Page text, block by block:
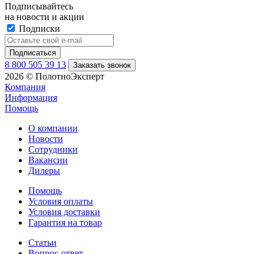
Подписывайтесь
на новости и акции
Подписки
8 800 505 39 13 Заказать звонок
2026 © ПолотноЭксперт
Компания
Информация
Помощь
О компании
Новости
Сотрудники
Вакансии
Дилеры
Помощь
Условия оплаты
Условия доставки
Гарантия на товар
Статьи